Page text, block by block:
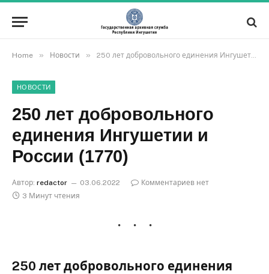
Home » Новости » 250 лет добровольного единения Ингушетии и России (1770)
НОВОСТИ
250 лет добровольного
единения Ингушетии и
России (1770)
Автор: redactor 03.06.2022
Комментариев нет
3 Минут чтения
250 лет добровольного единения